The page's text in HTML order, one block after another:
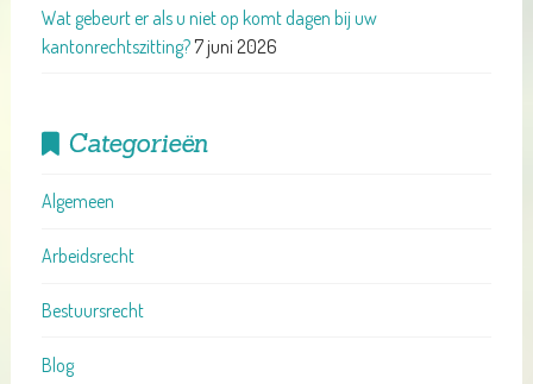
Wat gebeurt er als u niet op komt dagen bij uw
kantonrechtszitting?7 juni 2026
Categorieën
Algemeen
Arbeidsrecht
Bestuursrecht
Blog